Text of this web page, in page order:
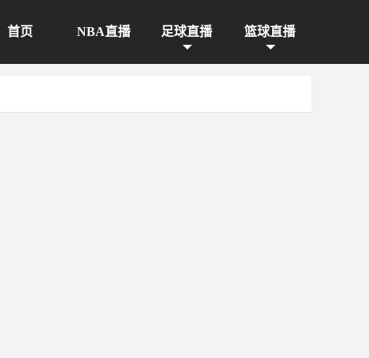
首页 NBA直播 足球直播 篮球直播